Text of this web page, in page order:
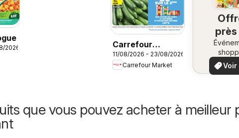
2026
Carrefour
Market Barbecue
11/08/2026 - 23/08/2026
Carrefour Market
près
locaux
Voir
que vous pouvez acheter à meilleur